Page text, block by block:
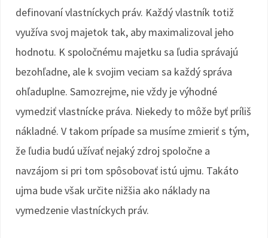
definovaní vlastníckych práv. Každý vlastník totiž
využíva svoj majetok tak, aby maximalizoval jeho
hodnotu. K spoločnému majetku sa ľudia správajú
bezohľadne, ale k svojim veciam sa každý správa
ohľaduplne. Samozrejme, nie vždy je výhodné
vymedziť vlastnícke práva. Niekedy to môže byť príliš
nákladné. V takom prípade sa musíme zmieriť s tým,
že ľudia budú užívať nejaký zdroj spoločne a
navzájom si pri tom spôsobovať istú ujmu. Takáto
ujma bude však určite nižšia ako náklady na
vymedzenie vlastníckych práv.